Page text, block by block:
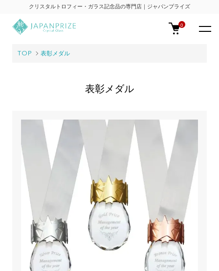
クリスタルトロフィー・ガラス記念品の専門店｜ジャパンプライズ
0
TOP 表彰メダル
表彰メダル